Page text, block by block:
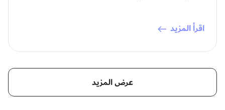
اقرأ المزيد
عرض المزيد